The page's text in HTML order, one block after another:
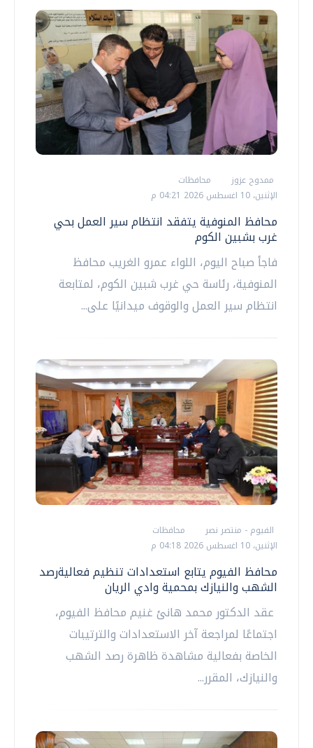
ممدوح عزوز
محافظات
الإثنين، 10 اغسطس 2026 04:21 م
محافظ المنوفية يتفقد انتظام سير العمل بحي
غرب بشبين الكوم
فاجأ صباح اليوم، اللواء عمرو الغريب محافظ
المنوفية، رئاسة حي غرب شبين الكوم، لمتابعة
انتظام سير العمل والوقوف ميدانيًا على...
الفيوم - منتصر نصر
محافظات
الإثنين، 10 اغسطس 2026 04:18 م
محافظ الفيوم يتابع استعدادات تنظيم فعاليةرصد
الشهب والنيازك بمحمية وادي الريان
عقد الدكتور محمد هانئ غنيم محافظ الفيوم،
اجتماعًا لمراجعة آخر الاستعدادات والترتيبات
الخاصة بفعالية مشاهدة ظاهرة رصد الشهب
والنيازك، المقرر...